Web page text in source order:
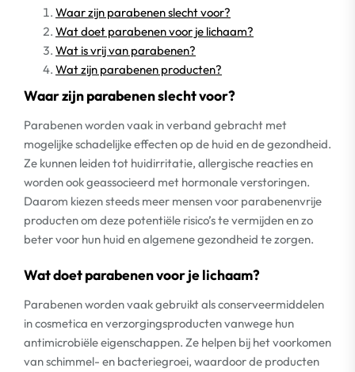
Waar zijn parabenen slecht voor?
Wat doet parabenen voor je lichaam?
Wat is vrij van parabenen?
Wat zijn parabenen producten?
Waar zijn parabenen slecht voor?
Parabenen worden vaak in verband gebracht met
mogelijke schadelijke effecten op de huid en de gezondheid.
Ze kunnen leiden tot huidirritatie, allergische reacties en
worden ook geassocieerd met hormonale verstoringen.
Daarom kiezen steeds meer mensen voor parabenenvrije
producten om deze potentiële risico’s te vermijden en zo
beter voor hun huid en algemene gezondheid te zorgen.
Wat doet parabenen voor je lichaam?
Parabenen worden vaak gebruikt als conserveermiddelen
in cosmetica en verzorgingsproducten vanwege hun
antimicrobiële eigenschappen. Ze helpen bij het voorkomen
van schimmel- en bacteriegroei, waardoor de producten